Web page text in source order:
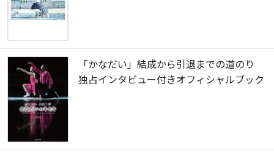
「かなだい」結成から引退までの道のり
独占インタビュー付きオフィシャルブック